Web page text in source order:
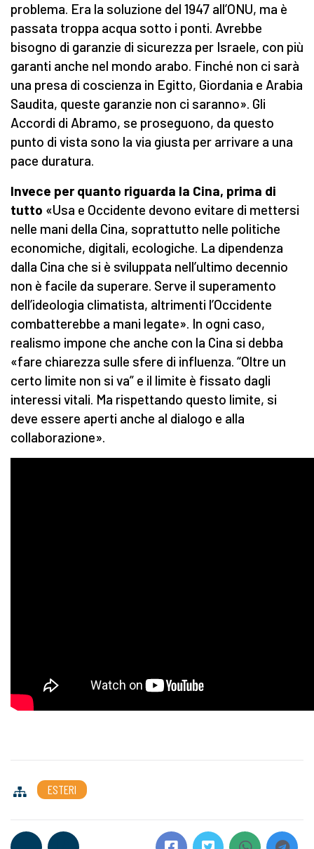
problema. Era la soluzione del 1947 all’ONU, ma è
passata troppa acqua sotto i ponti. Avrebbe
bisogno di garanzie di sicurezza per Israele, con più
garanti anche nel mondo arabo. Finché non ci sarà
una presa di coscienza in Egitto, Giordania e Arabia
Saudita, queste garanzie non ci saranno». Gli
Accordi di Abramo, se proseguono, da questo
punto di vista sono la via giusta per arrivare a una
pace duratura.
Invece per quanto riguarda la Cina, prima di
tutto «Usa e Occidente devono evitare di mettersi
nelle mani della Cina, soprattutto nelle politiche
economiche, digitali, ecologiche. La dipendenza
dalla Cina che si è sviluppata nell’ultimo decennio
non è facile da superare. Serve il superamento
dell’ideologia climatista, altrimenti l’Occidente
combatterebbe a mani legate». In ogni caso,
realismo impone che anche con la Cina si debba
«fare chiarezza sulle sfere di influenza. “Oltre un
certo limite non si va” e il limite è fissato dagli
interessi vitali. Ma rispettando questo limite, si
deve essere aperti anche al dialogo e alla
collaborazione».
ESTERI